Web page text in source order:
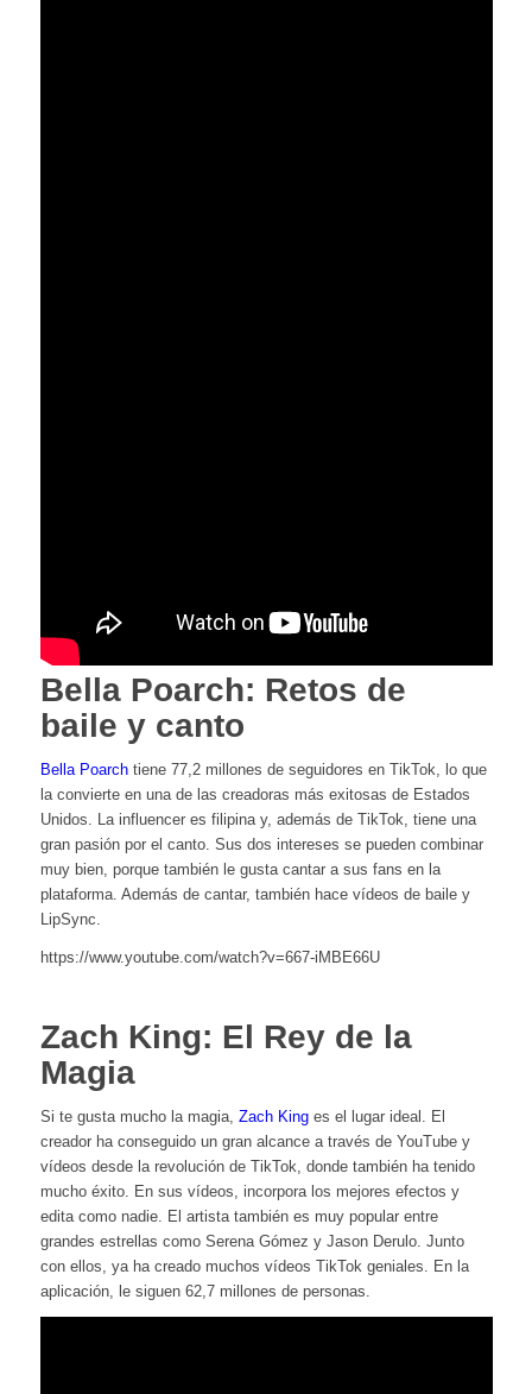
Bella Poarch: Retos de
baile y canto
Bella Poarchtiene 77,2 millones de seguidores en TikTok, lo que
la convierte en una de las creadoras más exitosas de Estados
Unidos. La influencer es filipina y, además de TikTok, tiene una
gran pasión por el canto. Sus dos intereses se pueden combinar
muy bien, porque también le gusta cantar a sus fans en la
plataforma. Además de cantar, también hace vídeos de baile y
LipSync.
https://www.youtube.com/watch?v=667-iMBE66U
Zach King: El Rey de la
Magia
Si te gusta mucho la magia, Zach Kinges el lugar ideal. El
creador ha conseguido un gran alcance a través de YouTube y
vídeos desde la revolución de TikTok, donde también ha tenido
mucho éxito. En sus vídeos, incorpora los mejores efectos y
edita como nadie. El artista también es muy popular entre
grandes estrellas como Serena Gómez y Jason Derulo. Junto
con ellos, ya ha creado muchos vídeos TikTok geniales. En la
aplicación, le siguen 62,7 millones de personas.